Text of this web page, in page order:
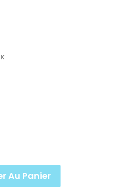
Au Panier